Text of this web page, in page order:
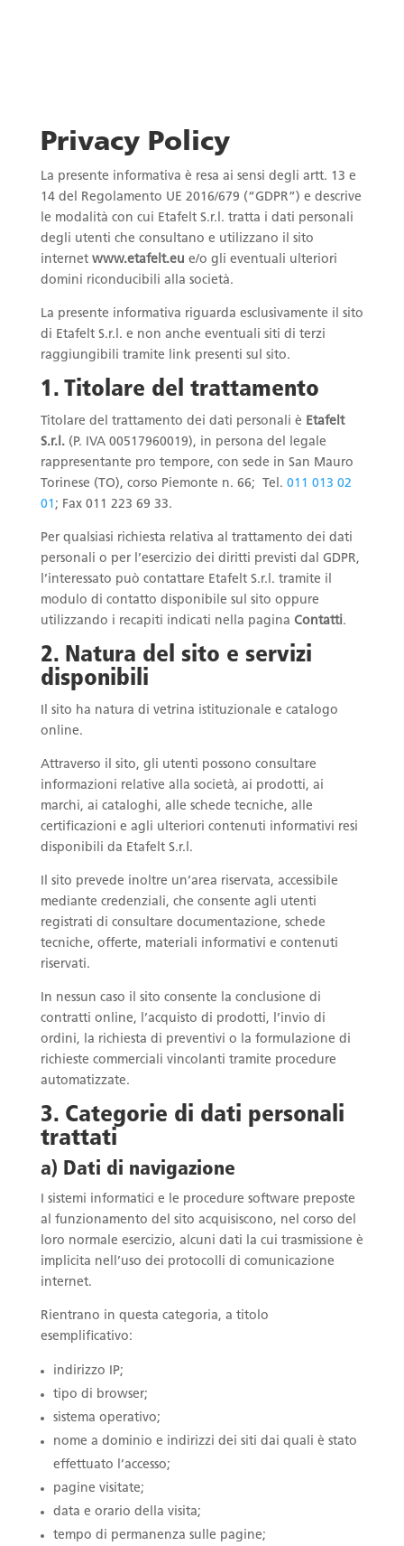
Privacy Policy
La presente informativa è resa ai sensi degli artt. 13 e
14 del Regolamento UE 2016/679 (“GDPR”) e descrive
le modalità con cui Etafelt S.r.l. tratta i dati personali
degli utenti che consultano e utilizzano il sito
internet www.etafelt.eu e/o gli eventuali ulteriori
domini riconducibili alla società.
La presente informativa riguarda esclusivamente il sito
di Etafelt S.r.l. e non anche eventuali siti di terzi
raggiungibili tramite link presenti sul sito.
1. Titolare del trattamento
Titolare del trattamento dei dati personali è Etafelt
S.r.l.(P. IVA 00517960019), in persona del legale
rappresentante pro tempore, con sede in San Mauro
Torinese (TO), corso Piemonte n. 66; Tel. 011 013 02
01 ; Fax 011 223 69 33.
Per qualsiasi richiesta relativa al trattamento dei dati
personali o per l’esercizio dei diritti previsti dal GDPR,
l’interessato può contattare Etafelt S.r.l. tramite il
modulo di contatto disponibile sul sito oppure
utilizzando i recapiti indicati nella pagina Contatti.
2. Natura del sito e servizi
disponibili
Il sito ha natura di vetrina istituzionale e catalogo
online.
Attraverso il sito, gli utenti possono consultare
informazioni relative alla società, ai prodotti, ai
marchi, ai cataloghi, alle schede tecniche, alle
certificazioni e agli ulteriori contenuti informativi resi
disponibili da Etafelt S.r.l.
Il sito prevede inoltre un’area riservata, accessibile
mediante credenziali, che consente agli utenti
registrati di consultare documentazione, schede
tecniche, offerte, materiali informativi e contenuti
riservati.
In nessun caso il sito consente la conclusione di
contratti online, l’acquisto di prodotti, l’invio di
ordini, la richiesta di preventivi o la formulazione di
richieste commerciali vincolanti tramite procedure
automatizzate.
3. Categorie di dati personali
trattati
a) Dati di navigazione
I sistemi informatici e le procedure software preposte
al funzionamento del sito acquisiscono, nel corso del
loro normale esercizio, alcuni dati la cui trasmissione è
implicita nell’uso dei protocolli di comunicazione
internet.
Rientrano in questa categoria, a titolo
esemplificativo:
indirizzo IP;
tipo di browser;
sistema operativo;
nome a dominio e indirizzi dei siti dai quali è stato
effettuato l’accesso;
pagine visitate;
data e orario della visita;
tempo di permanenza sulle pagine;